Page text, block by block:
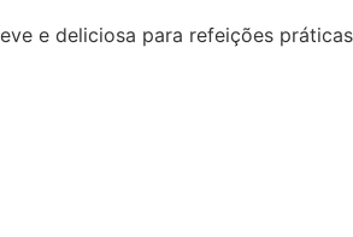
e deliciosa para refeições